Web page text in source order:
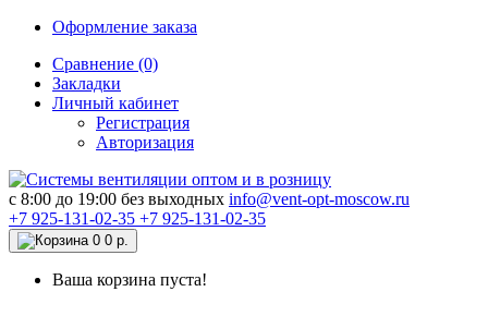
Оформление заказа
Сравнение (0)
Закладки
Личный кабинет
Регистрация
Авторизация
c 8:00 до 19:00 без выходных info@vent-opt-moscow.ru
+7 925-131-02-35 +7 925-131-02-35
0 0 р.
Ваша корзина пуста!